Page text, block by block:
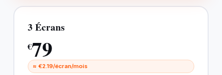
3 Écrans
€79
≈ €2.19/écran/mois